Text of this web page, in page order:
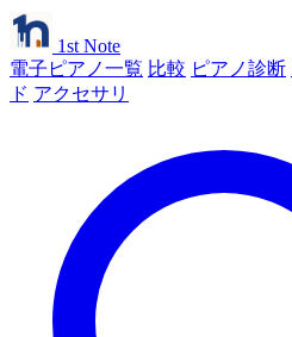
1st Note
電子ピアノ一覧 比較 ピアノ診断
ド アクセサリ